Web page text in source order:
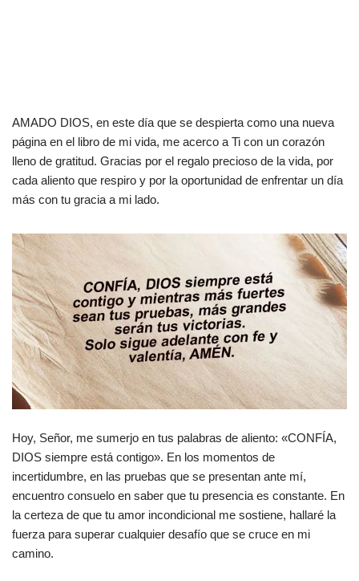
AMADO DIOS, en este día que se despierta como una nueva
página en el libro de mi vida, me acerco a Ti con un corazón
lleno de gratitud. Gracias por el regalo precioso de la vida, por
cada aliento que respiro y por la oportunidad de enfrentar un día
más con tu gracia a mi lado.
Hoy, Señor, me sumerjo en tus palabras de aliento: «CONFÍA,
DIOS siempre está contigo». En los momentos de
incertidumbre, en las pruebas que se presentan ante mí,
encuentro consuelo en saber que tu presencia es constante. En
la certeza de que tu amor incondicional me sostiene, hallaré la
fuerza para superar cualquier desafío que se cruce en mi
camino.